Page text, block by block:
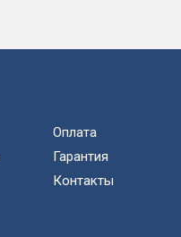
Оплата
Гарантия
Контакты